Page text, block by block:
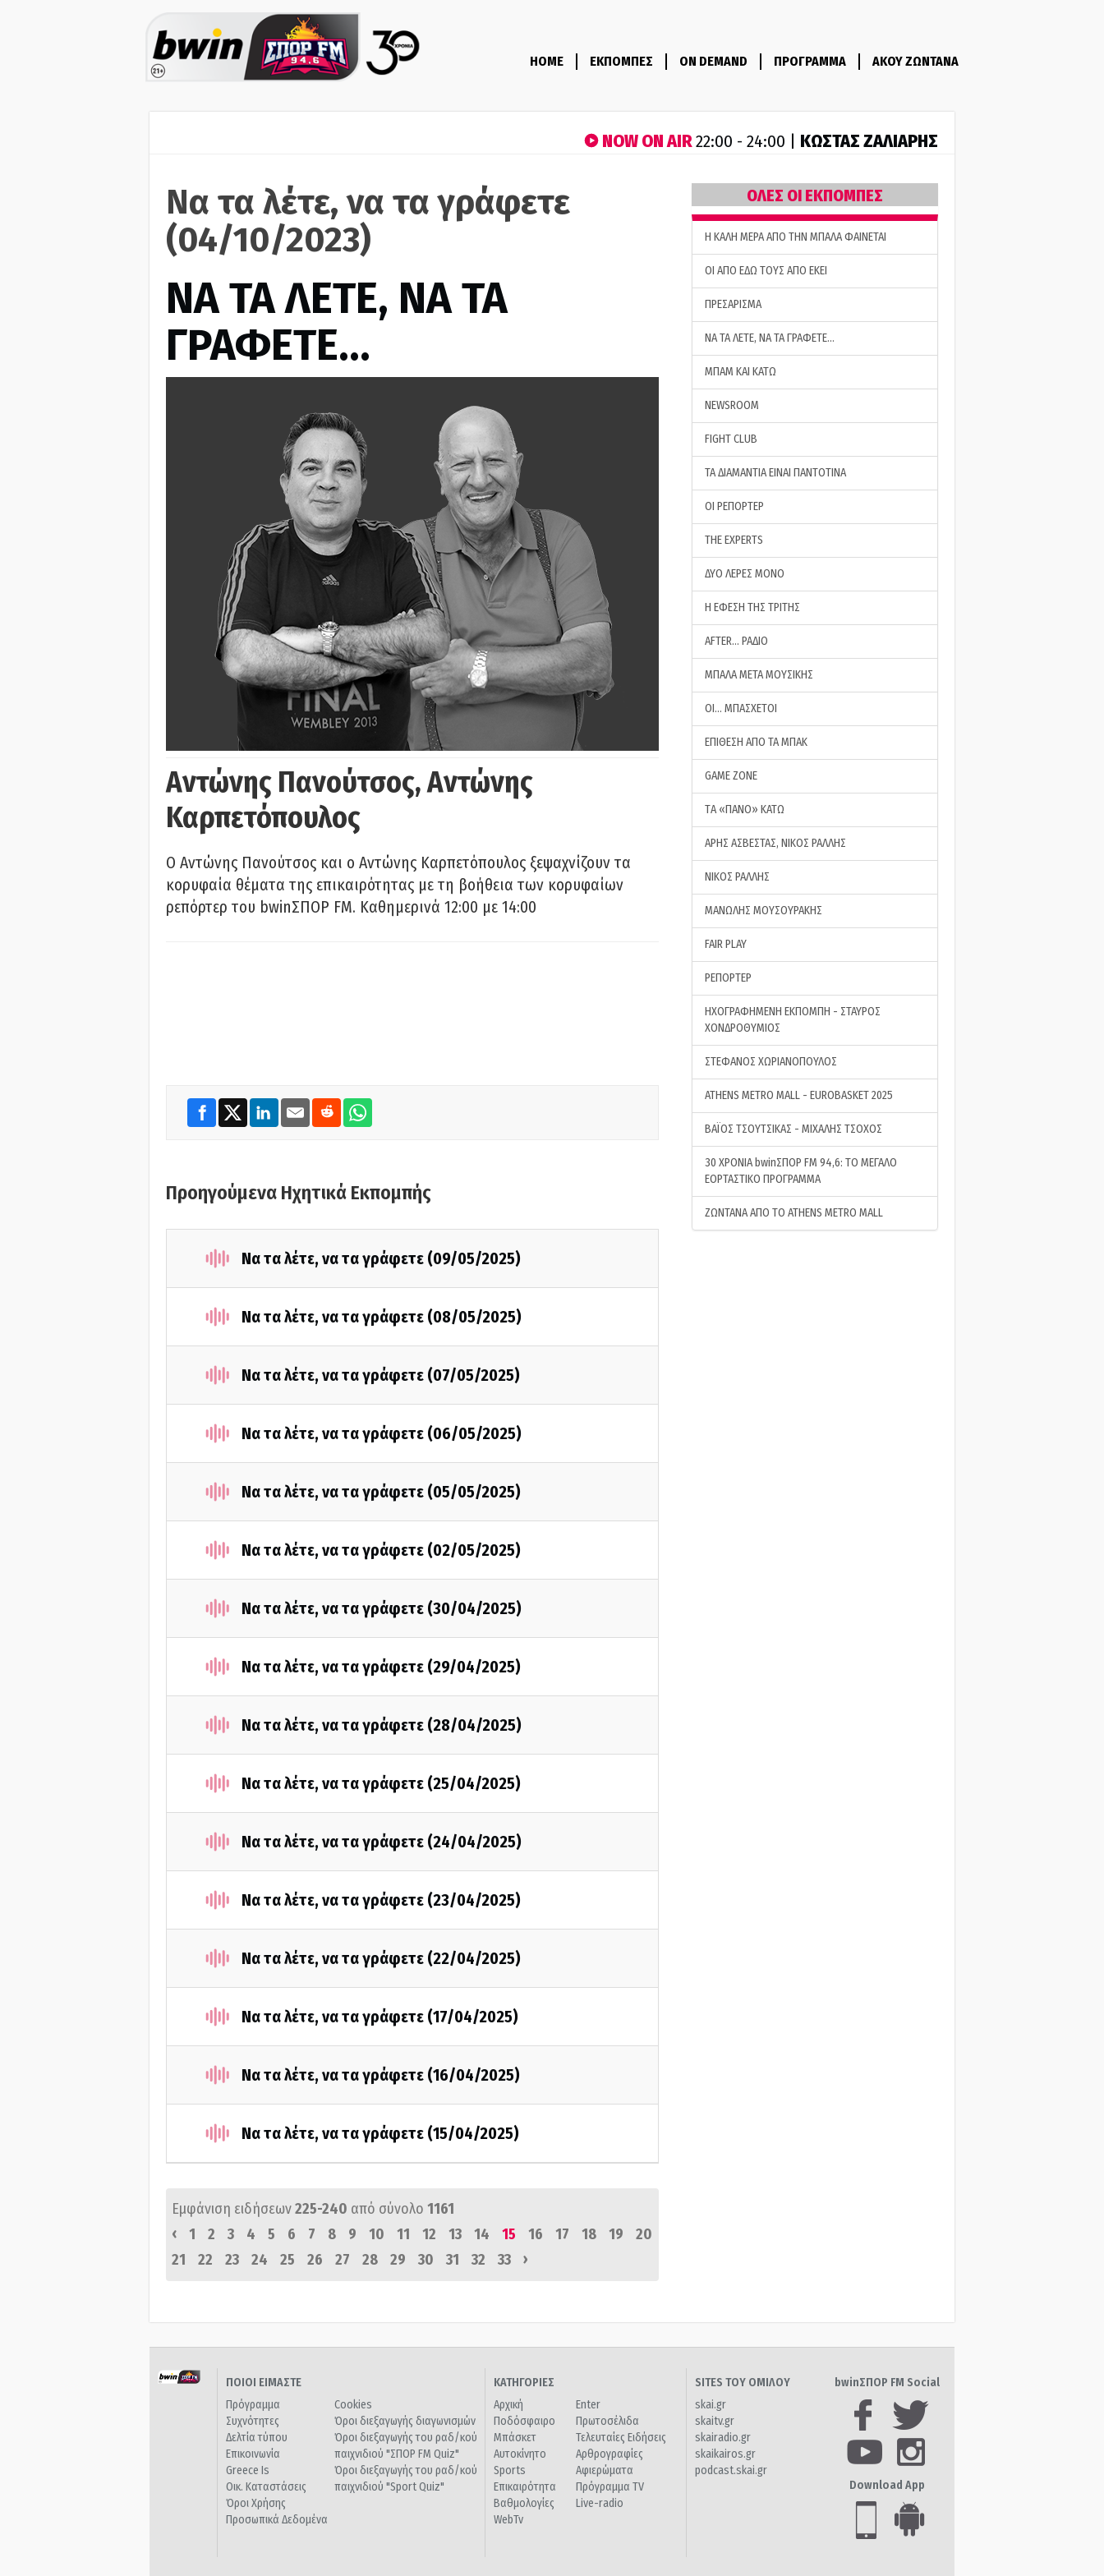
HOME ΕΚΠΟΜΠΕΣ ON DEMAND ΠΡΟΓΡΑΜΜΑ ΑΚΟΥ ΖΩΝΤΑΝΑ
NOW ON AIR22:00 - 24:00 | ΚΩΣΤΑΣ ΖΑΛΙΑΡΗΣ
Να τα λέτε, να τα γράφετε
(04/10/2023)
ΝΑ ΤΑ ΛΕΤΕ, ΝΑ ΤΑ
ΓΡΑΦΕΤΕ…
Αντώνης Πανούτσος, Αντώνης
Καρπετόπουλος
Ο Αντώνης Πανούτσος και ο Αντώνης Καρπετόπουλος ξεψαχνίζουν τα
κορυφαία θέματα της επικαιρότητας με τη βοήθεια των κορυφαίων
ρεπόρτερ του bwinΣΠΟΡ FM. Καθημερινά 12:00 με 14:00
Προηγούμενα Ηχητικά Εκπομπής
Να τα λέτε, να τα γράφετε (09/05/2025)
Να τα λέτε, να τα γράφετε (08/05/2025)
Να τα λέτε, να τα γράφετε (07/05/2025)
Να τα λέτε, να τα γράφετε (06/05/2025)
Να τα λέτε, να τα γράφετε (05/05/2025)
Να τα λέτε, να τα γράφετε (02/05/2025)
Να τα λέτε, να τα γράφετε (30/04/2025)
Να τα λέτε, να τα γράφετε (29/04/2025)
Να τα λέτε, να τα γράφετε (28/04/2025)
Να τα λέτε, να τα γράφετε (25/04/2025)
Να τα λέτε, να τα γράφετε (24/04/2025)
Να τα λέτε, να τα γράφετε (23/04/2025)
Να τα λέτε, να τα γράφετε (22/04/2025)
Να τα λέτε, να τα γράφετε (17/04/2025)
Να τα λέτε, να τα γράφετε (16/04/2025)
Να τα λέτε, να τα γράφετε (15/04/2025)
Εμφάνιση ειδήσεων225-240 από σύνολο 1161
‹
1 2 3 4 5 6 7 8 9 10 11 12 13 14 15 16 17 18 19
20
21
22 23 24 25 26 27 28 29 30 31 32 33 ›
ΟΛΕΣ ΟΙ ΕΚΠΟΜΠΕΣ
H ΚΑΛΗ ΜΕΡΑ ΑΠΟ ΤΗΝ ΜΠΑΛΑ ΦΑΙΝΕΤΑΙ
ΟΙ ΑΠΟ ΕΔΩ ΤΟΥΣ ΑΠΟ ΕΚΕΙ
ΠΡΕΣΑΡΙΣΜΑ
ΝΑ ΤΑ ΛΕΤΕ, ΝΑ ΤΑ ΓΡΑΦΕΤΕ…
ΜΠΑΜ ΚΑΙ ΚΑΤΩ
NEWSROOM
FIGHT CLUB
ΤΑ ΔΙΑΜΑΝΤΙΑ ΕΙΝΑΙ ΠΑΝΤΟΤΙΝΑ
ΟΙ ΡΕΠΟΡΤΕΡ
THE EXPERTS
ΔΥΟ ΛΕΡΕΣ ΜΟΝΟ
Η ΕΦΕΣΗ ΤΗΣ ΤΡΙΤΗΣ
AFTER… ΡΑΔΙΟ
ΜΠΑΛΑ ΜΕΤΑ ΜΟΥΣΙΚΗΣ
ΟΙ… ΜΠΑΣΧΕΤΟΙ
ΕΠΙΘΕΣΗ ΑΠΟ ΤΑ ΜΠΑΚ
GAME ZONE
ΤA «ΠΑΝΟ» ΚΑΤΩ
ΑΡΗΣ ΑΣΒΕΣΤΑΣ, ΝΙΚΟΣ ΡΑΛΛΗΣ
ΝΙΚΟΣ ΡΑΛΛΗΣ
ΜΑΝΩΛΗΣ ΜΟΥΣΟΥΡΑΚΗΣ
FAIR PLAY
ΡΕΠΟΡΤΕΡ
ΗΧΟΓΡΑΦΗΜΕΝΗ ΕΚΠΟΜΠΗ - ΣΤΑΥΡΟΣ
ΧΟΝΔΡΟΘΥΜΙΟΣ
ΣΤΕΦΑΝΟΣ ΧΩΡΙΑΝΟΠΟΥΛΟΣ
ATHENS METRO MALL - EUROBASKET 2025
ΒΑΪΟΣ ΤΣΟΥΤΣΙΚΑΣ - ΜΙΧΑΛΗΣ ΤΣΟΧΟΣ
30 ΧΡΟΝΙΑ bwinΣΠΟΡ FM 94,6: ΤΟ ΜΕΓΑΛΟ
ΕΟΡΤΑΣΤΙΚΟ ΠΡΟΓΡΑΜΜΑ
ΖΩΝΤΑΝΑ ΑΠΟ ΤΟ ATHENS METRO MALL
ΠΟΙΟΙ ΕΙΜΑΣΤΕ
Πρόγραμμα
Συχνότητες
Δελτία τύπου
Επικοινωνία
Greece Is
Οικ. Καταστάσεις
Όροι Χρήσης
Προσωπικά Δεδομένα
Cookies
Όροι διεξαγωγής διαγωνισμών
Όροι διεξαγωγής του ραδ/κού
παιχνιδιού "ΣΠΟΡ FM Quiz"
Όροι διεξαγωγής του ραδ/κού
παιχνιδιού "Sport Quiz"
ΚΑΤΗΓΟΡΙΕΣ
Αρχική
Ποδόσφαιρο
Μπάσκετ
Αυτοκίνητο
Sports
Επικαιρότητα
Βαθμολογίες
WebTv
Enter
Πρωτοσέλιδα
Τελευταίες Ειδήσεις
Αρθρογραφίες
Αφιερώματα
Πρόγραμμα TV
Live-radio
SITES ΤΟΥ ΟΜΙΛΟΥ
skai.gr
skaitv.gr
skairadio.gr
skaikairos.gr
podcast.skai.gr
bwinΣΠΟΡ FM Social
Download App